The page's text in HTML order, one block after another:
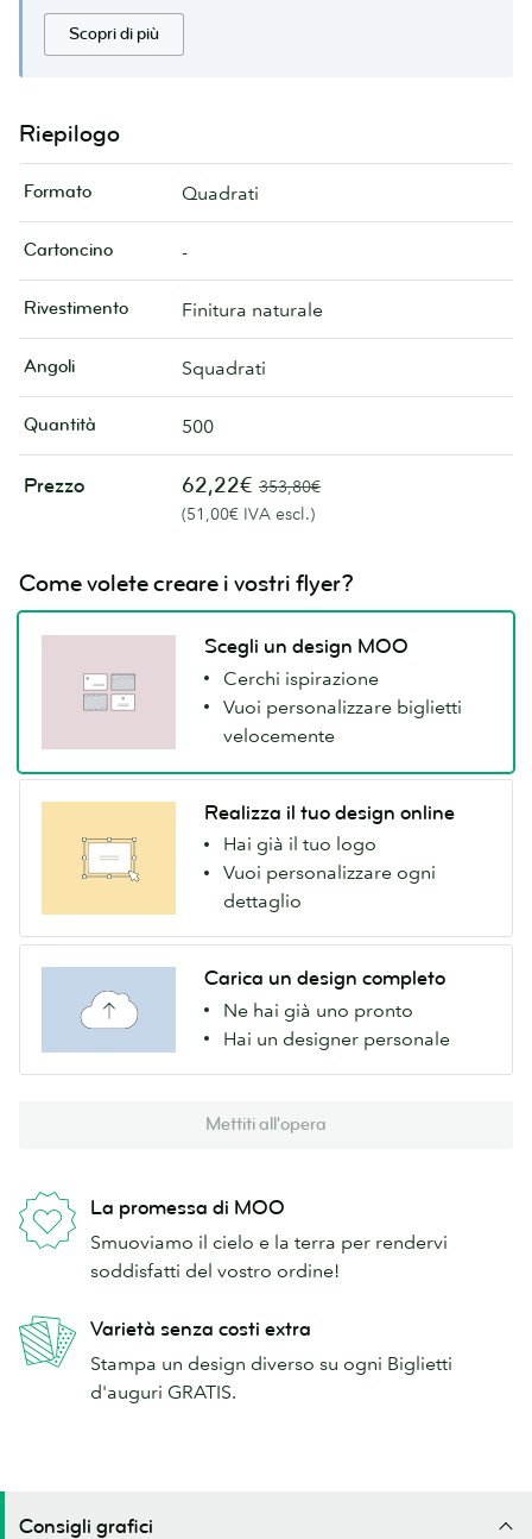
Scopri di più
Riepilogo
Formato Quadrati
Cartoncino -
Rivestimento Finitura naturale
Angoli Squadrati
Quantità 500
Prezzo 62,22€ 353,80€
(51,00€ IVA escl.)
Come volete creare i vostri flyer?
Scegli un design MOO
Cerchi ispirazione
Vuoi personalizzare biglietti
velocemente
Realizza il tuo design online
Hai già il tuo logo
Vuoi personalizzare ogni
dettaglio
Carica un design completo
Ne hai già uno pronto
Hai un designer personale
Mettiti all'opera
La promessa di MOO
Smuoviamo il cielo e la terra per rendervi
soddisfatti del vostro ordine!
Varietà senza costi extra
Stampa un design diverso su ogni Biglietti
d'auguri GRATIS.
Consigli grafici